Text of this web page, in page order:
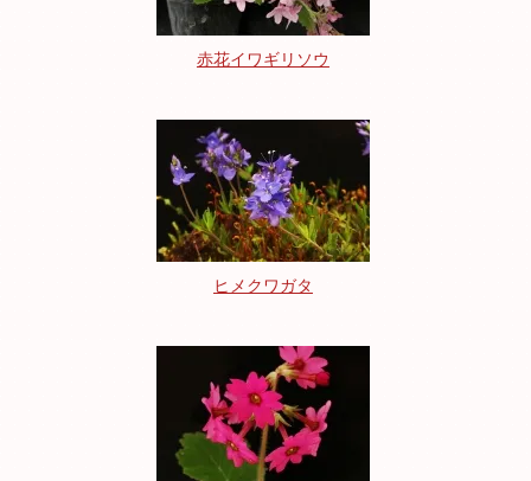
赤花イワギリソウ
ヒメクワガタ